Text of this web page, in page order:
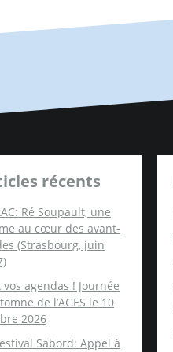
récents
Ré Soupault, une
au cœur des avant-
(Strasbourg, juin
vos agendas ! Journée
de l’AGES le 10
2026
Sabord: Appel à